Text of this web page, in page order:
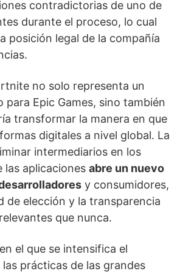
contradictorias de uno de
durante el proceso, lo cual
posición legal de la compañía
no solo representa un
Epic Games, sino también
transformar la manera en que
digitales a nivel global. La
intermediarios en los
las aplicaciones abre un nuevo
y consumidores,
de elección y la transparencia
que nunca.
el que se intensifica el
prácticas de las grandes